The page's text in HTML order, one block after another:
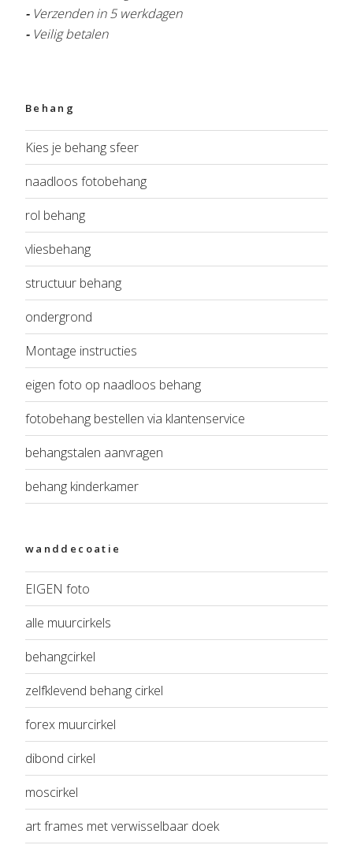
- Verzenden in 5 werkdagen
- Veilig betalen
Behang
Kies je behang sfeer
naadloos fotobehang
rol behang
vliesbehang
structuur behang
ondergrond
Montage instructies
eigen foto op naadloos behang
fotobehang bestellen via klantenservice
behangstalen aanvragen
behang kinderkamer
wanddecoatie
EIGEN foto
alle muurcirkels
behangcirkel
zelfklevend behang cirkel
forex muurcirkel
dibond cirkel
moscirkel
art frames met verwisselbaar doek